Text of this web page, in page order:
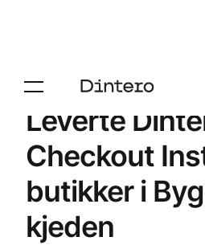
Leverte
Checkout
butikker i
kjeden